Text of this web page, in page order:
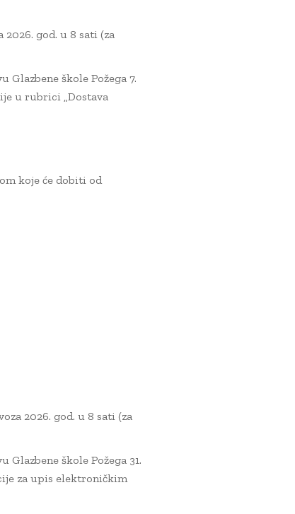
2026. god. u 8 sati (za
Glazbene škole Požega 7.
u rubrici „Dostava
koje će dobiti od
2026. god. u 8 sati (za
Glazbene škole Požega 31.
za upis elektroničkim